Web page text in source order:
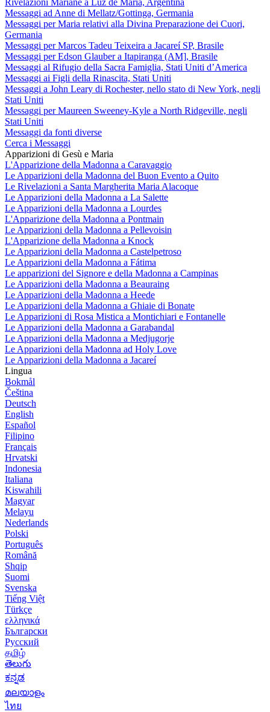
Messaggi ad Anne di Mellatz/Gottinga, Germania
Messaggi per Maria relativi alla Divina Preparazione dei Cuori,
Germania
Messaggi per Marcos Tadeu Teixeira a Jacareí SP, Brasile
Messaggi per Edson Glauber a Itapiranga (AM], Brasile
Messaggi al Rifugio della Sacra Famiglia, Stati Uniti d’America
Messaggi ai Figli della Rinascita, Stati Uniti
Messaggi a John Leary di Rochester, nello stato di New York, negli
Stati Uniti
Messaggi per Maureen Sweeney-Kyle a North Ridgeville, negli
Stati Uniti
Messaggi da fonti diverse
Cerca i Messaggi
Apparizioni di Gesù e Maria
L'Apparizione della Madonna a Caravaggio
Le Apparizioni della Madonna del Buon Evento a Quito
Le Rivelazioni a Santa Margherita Maria Alacoque
Le Apparizioni della Madonna a La Salette
Le Apparizioni della Madonna a Lourdes
L'Apparizione della Madonna a Pontmain
Le Apparizioni della Madonna a Pellevoisin
L'Apparizione della Madonna a Knock
Le Apparizioni della Madonna a Castelpetroso
Le Apparizioni della Madonna a Fátima
Le apparizioni del Signore e della Madonna a Campinas
Le Apparizioni della Madonna a Beauraing
Le Apparizioni della Madonna a Heede
Le Apparizioni della Madonna a Ghiaie di Bonate
Le Apparizioni di Rosa Mistica a Montichiari e Fontanelle
Le Apparizioni della Madonna a Garabandal
Le Apparizioni della Madonna a Medjugorje
Le Apparizioni della Madonna ad Holy Love
Le Apparizioni della Madonna a Jacareí
Lingua
Bokmål
Čeština
Deutsch
English
Español
Filipino
Français
Hrvatski
Indonesia
Italiana
Kiswahili
Magyar
Melayu
Nederlands
Polski
Português
Română
Shqip
Suomi
Svenska
Tiếng Việt
Türkçe
ελληνικά
Български
Русский
தமிழ்
తెలుగు
ಕನ್ನಡ
മലയാളം
ไทย